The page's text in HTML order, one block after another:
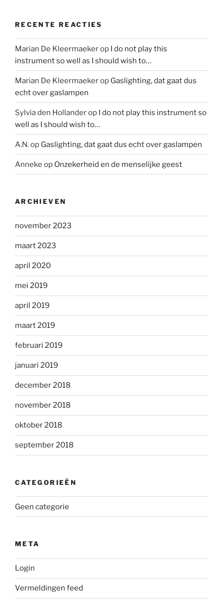
RECENTE REACTIES
Marian De Kleermaekerop I do not play this
instrument so well as I should wish to…
Marian De Kleermaekerop Gaslighting, dat gaat dus
echt over gaslampen
Sylvia den Hollanderop I do not play this instrument so
well as I should wish to…
A.N.op Gaslighting, dat gaat dus echt over gaslampen
Anneke op Onzekerheid en de menselijke geest
ARCHIEVEN
november 2023
maart 2023
april 2020
mei 2019
april 2019
maart 2019
februari 2019
januari 2019
december 2018
november 2018
oktober 2018
september 2018
CATEGORIEËN
Geen categorie
META
Login
Vermeldingen feed